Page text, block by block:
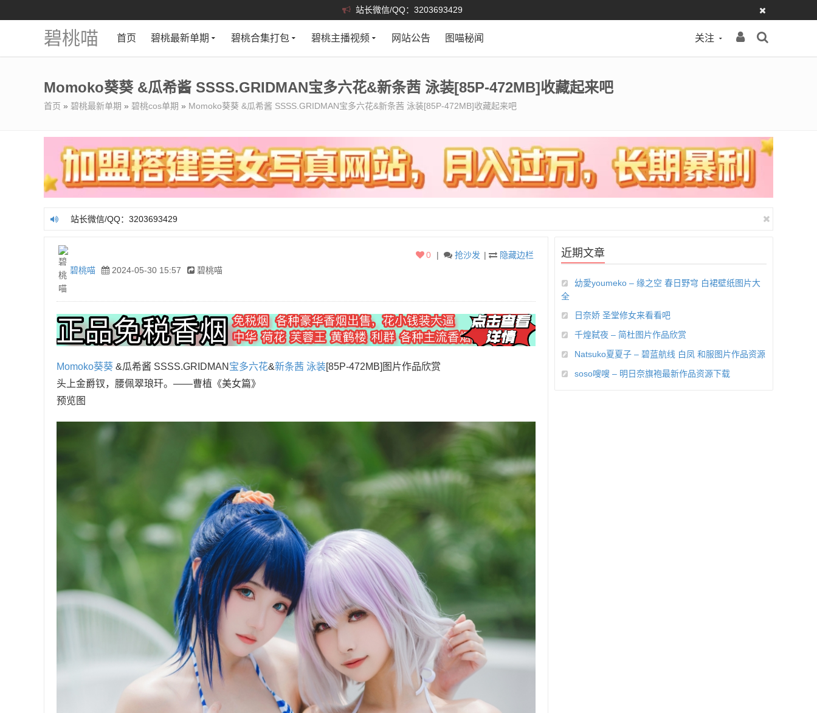
站长微信/QQ：3203693429
碧桃喵 关注
首页 碧桃最新单期 碧桃合集打包 碧桃主播视频 网站公告 图喵秘闻
Momoko葵葵 &瓜希酱 SSSS.GRIDMAN宝多六花&新条茜 泳装[85P-472MB]收藏起来吧
首页 » 碧桃最新单期 » 碧桃cos单期 » Momoko葵葵 &瓜希酱 SSSS.GRIDMAN宝多六花&新条茜 泳装[85P-472MB]收藏起来吧
站长微信/QQ：3203693429
碧桃喵 2024-05-30 15:57 碧桃喵
| 隐藏边栏
| 抢沙发
0
Momoko葵葵 &瓜希酱 SSSS.GRIDMAN 宝多六花&新条茜 泳装[85P-472MB]图片作品欣赏
头上金爵钗，腰佩翠琅玕。——曹植《美女篇》
预览图
近期文章
幼愛youmeko – 缘之空 春日野穹 白裙壁纸图片大
全
日奈娇 圣堂修女来看看吧
千煌弑夜 – 简杜图片作品欣赏
Natsuko夏夏子 – 碧蓝航线 白凤 和服图片作品资源
soso嗖嗖 – 明日奈旗袍最新作品资源下载